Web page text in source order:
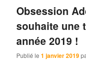
Obsession
souhaite une
année 2019 !
Publié le1 janvier 2019